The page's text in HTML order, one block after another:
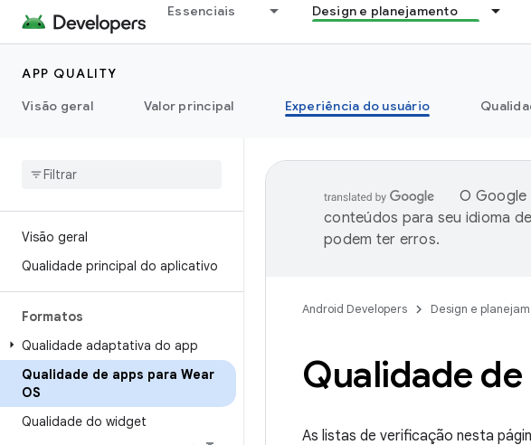
Essenciais Design e planejamento
APP QUALITY
Visão geral
Valor principal Experiência do usuário
Visão geral
Qualidade principal do aplicativo
Formatos
Qualidade adaptativa do app
Qualidade de apps para Wear
OS
Qualidade do widget
O Google
conteúdos para seu idioma
podem ter erros.
Android Developers Design e
Qualidade
As listas de verificação nesta